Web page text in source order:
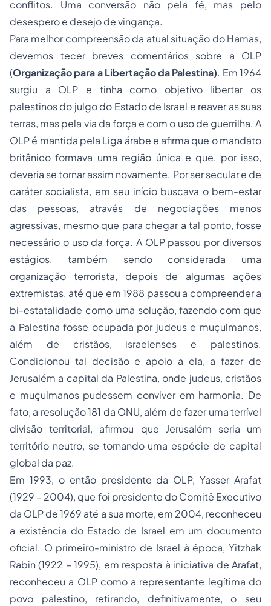
conflitos. Uma conversão não pela fé, mas pelo
desespero e desejo de vingança.
Para melhor compreensão da atual situação do Hamas,
devemos tecer breves comentários sobre a OLP
(Organização para a Libertação da Palestina). Em 1964
surgiu a OLP e tinha como objetivo libertar os
palestinos do julgo do Estado de Israel e reaver as suas
terras, mas pela via da força e com o uso de guerrilha. A
OLP é mantida pela Liga árabe e afirma que o mandato
britânico formava uma região única e que, por isso,
deveria se tornar assim novamente. Por ser secular e de
caráter socialista, em seu início buscava o bem-estar
das pessoas, através de negociações menos
agressivas, mesmo que para chegar a tal ponto, fosse
necessário o uso da força. A OLP passou por diversos
estágios, também sendo considerada uma
organização terrorista, depois de algumas ações
extremistas, até que em 1988 passou a compreender a
bi-estatalidade como uma solução, fazendo com que
a Palestina fosse ocupada por judeus e muçulmanos,
além de cristãos, israelenses e palestinos.
Condicionou tal decisão e apoio a ela, a fazer de
Jerusalém a capital da Palestina, onde judeus, cristãos
e muçulmanos pudessem conviver em harmonia. De
fato, a resolução 181 da ONU, além de fazer uma terrível
divisão territorial, afirmou que Jerusalém seria um
território neutro, se tornando uma espécie de capital
global da paz.
Em 1993, o então presidente da OLP, Yasser Arafat
(1929 – 2004), que foi presidente do Comitê Executivo
da OLP de 1969 até a sua morte, em 2004, reconheceu
a existência do Estado de Israel em um documento
oficial. O primeiro-ministro de Israel à época, Yitzhak
Rabin (1922 – 1995), em resposta à iniciativa de Arafat,
reconheceu a OLP como a representante legítima do
povo palestino, retirando, definitivamente, o seu